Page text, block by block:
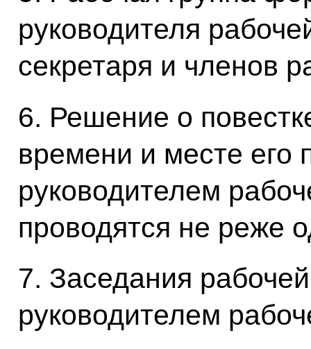
руководителя
секретаря и членов
6. Решение о
времени и месте его
руководителем
проводятся не реже
7. Заседания
руководителем